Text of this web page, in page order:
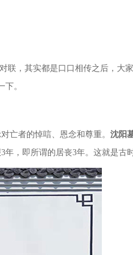
联，其实都是口口相传之后，大
下。
亡者的悼唁、恩念和尊重。 沈阳
，即所谓的居丧3年。这就是古时